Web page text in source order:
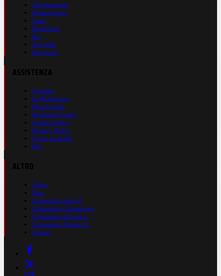
Abbonamenti
Prima Pagina
Store
Pubblicità
Rss
Site Map
Registrati
Contatti
La Redazione
Nota Legale
Gestione Cookie
Cookie Policy
Privacy Policy
Cond. Generali
Faq
Video
Foto
Calendario Serie A
Calendario Champions
Calendario Europa L.
Calendario Premier L.
Casinò